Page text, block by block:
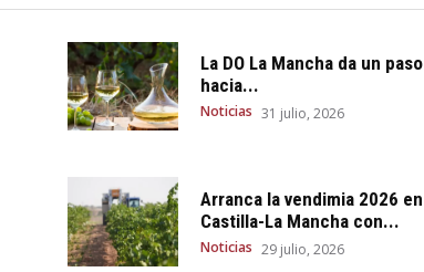
La DO La Mancha da un paso
hacia...
Noticias 31 julio, 2026
Arranca la vendimia 2026 en
Castilla-La Mancha con...
Noticias 29 julio, 2026